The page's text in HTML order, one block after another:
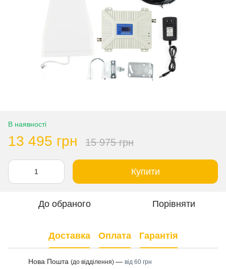
В наявності
13 495 грн 15 975 грн
Купити
До обраного Порівняти
Доставка Оплата Гарантія
Нова Пошта (до відділення) — від 60 грн